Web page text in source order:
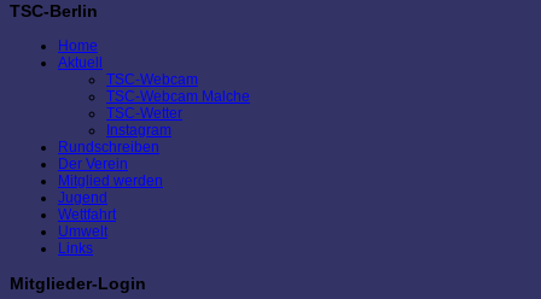
TSC-Berlin
Home
Aktuell
TSC-Webcam
TSC-Webcam Malche
TSC-Wetter
Instagram
Rundschreiben
Der Verein
Mitglied werden
Jugend
Wettfahrt
Umwelt
Links
Mitglieder-Login